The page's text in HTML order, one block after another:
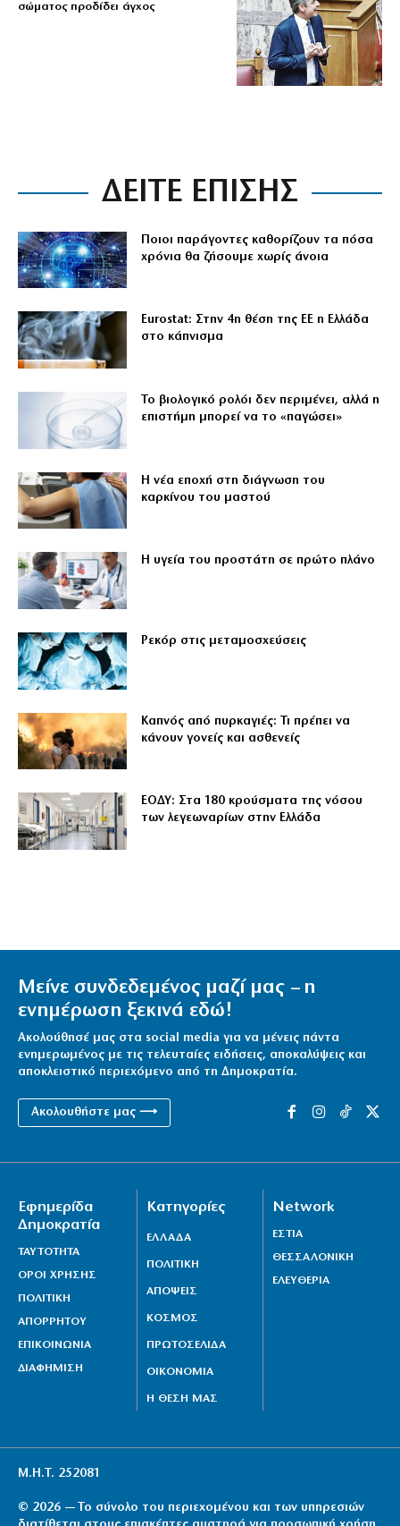
σώματος προδίδει άγχος
ΔΕΙΤΕ ΕΠΙΣΗΣ
Ποιοι παράγοντες καθορίζουν τα πόσα
χρόνια θα ζήσουμε χωρίς άνοια
Eurostat: Στην 4η θέση της ΕΕ η Ελλάδα
στο κάπνισμα
Το βιολογικό ρολόι δεν περιμένει, αλλά η
επιστήμη μπορεί να το «παγώσει»
Η νέα εποχή στη διάγνωση του
καρκίνου του μαστού
Η υγεία του προστάτη σε πρώτο πλάνο
Ρεκόρ στις μεταμοσχεύσεις
Καπνός από πυρκαγιές: Τι πρέπει να
κάνουν γονείς και ασθενείς
ΕΟΔΥ: Στα 180 κρούσματα της νόσου
των λεγεωναρίων στην Ελλάδα
Μείνε συνδεδεμένος μαζί μας – η
ενημέρωση ξεκινά εδώ!
Ακολούθησέ μας στα social media για να μένεις πάντα
ενημερωμένος με τις τελευταίες ειδήσεις, αποκαλύψεις και
αποκλειστικό περιεχόμενο από τη Δημοκρατία.
Ακολουθήστε μας ⟶
Εφημερίδα
Δημοκρατία
ΤΑΥΤΟΤΗΤΑ
ΟΡΟΙ ΧΡΗΣΗΣ
ΠΟΛΙΤΙΚΗ
ΑΠΟΡΡΗΤΟΥ
ΕΠΙΚΟΙΝΩΝΙΑ
ΔΙΑΦΗΜΙΣΗ
Κατηγορίες
ΕΛΛΑΔΑ
ΠΟΛΙΤΙΚΗ
ΑΠΟΨΕΙΣ
ΚΟΣΜΟΣ
ΠΡΩΤΟΣΕΛΙΔΑ
ΟΙΚΟΝΟΜΙΑ
Η ΘΕΣΗ ΜΑΣ
Network
ΕΣΤΙΑ
ΘΕΣΣΑΛΟΝΙΚΗ
ΕΛΕΥΘΕΡΙΑ
Μ.Η.Τ. 252081
© 2026 — Το σύνολο του περιεχομένου και των υπηρεσιών